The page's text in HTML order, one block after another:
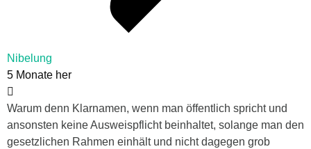
Nibelung
5 Monate her
Warum denn Klarnamen, wenn man öffentlich spricht und
ansonsten keine Ausweispflicht beinhaltet, solange man den
gesetzlichen Rahmen einhält und nicht dagegen grob